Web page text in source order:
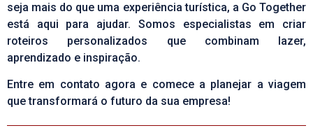
seja mais do que uma experiência turística, a Go Together
está aqui para ajudar. Somos especialistas em criar
roteiros personalizados que combinam lazer,
aprendizado e inspiração.
Entre em contato agora e comece a planejar a viagem
que transformará o futuro da sua empresa!